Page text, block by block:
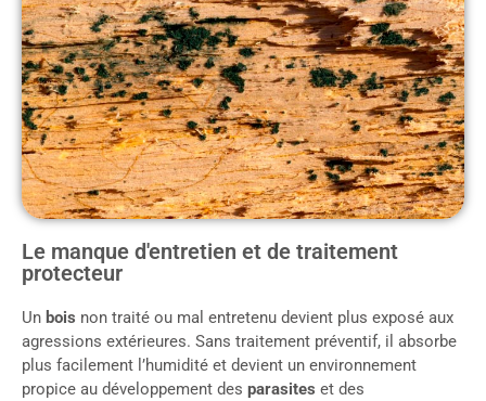
Le manque d'entretien et de traitement
protecteur
Un bois non traité ou mal entretenu devient plus exposé aux
agressions extérieures. Sans traitement préventif, il absorbe
plus facilement l’humidité et devient un environnement
propice au développement des parasites et des